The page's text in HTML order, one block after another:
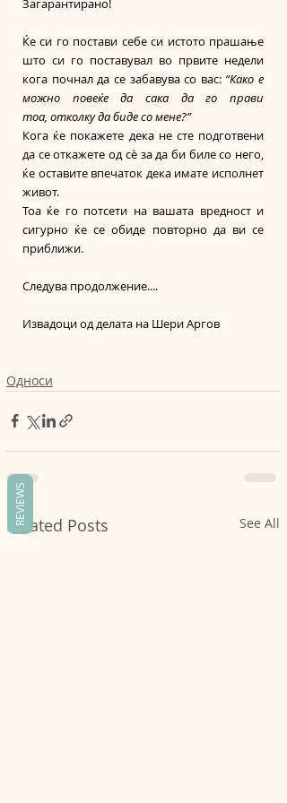
Загарантирано!
Ќе си го постави себе си истото прашање
што си го поставувал во првите недели
кога почнал да се забавува со вас: “Како е
можно повеќе да сака да го прави
тоа, отколку да биде со мене?”
Кога ќе покажете дека не сте подготвени
да се откажете од сè за да би биле со него,
ќе оставите впечаток дека имате исполнет
живот.
Тоа ќе го потсети на вашата вредност и
сигурно ќе се обиде повторно да ви се
приближи.
Следува продолжение....
Извадоци од делата на Шери Аргов
Односи
Related Posts See All
REVIEWS